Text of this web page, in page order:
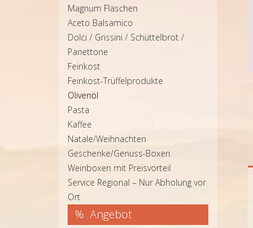
Magnum Flaschen
Aceto Balsamico
Dolci / Grissini / Schüttelbrot /
Panettone
Feinkost
Feinkost-Trüffelprodukte
Olivenöl
Pasta
Kaffee
Natale/Weihnachten
Geschenke/Genuss-Boxen
Weinboxen mit Preisvorteil
Service Regional – Nur Abholung vor
Ort
Angebot